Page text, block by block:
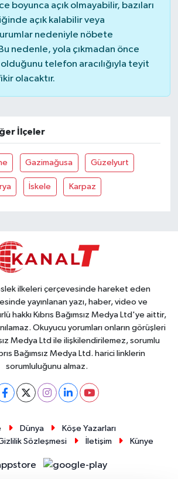
boyunca açık olmayabilir, bazıları
açık kalabilir veya
nedeniyle nöbete
nedenle, yola çıkmadan önce
telefon aracılığıyla teyit
olacaktır.
İlçeler
Gazimağusa Güzelyurt
İskele Karpaz
ilkeleri çerçevesinde hareket eden
yayınlanan yazı, haber, video ve
hakkı Kıbrıs Bağımsız Medya Ltd'ye aittir,
Okuyucu yorumları onların görüşleri
Medya Ltd ile ilişkilendirilemez, sorumlu
Bağımsız Medya Ltd. harici linklerin
sorumluluğunu almaz.
Dünya
Köşe Yazarları
Sözleşmesi İletişim Künye